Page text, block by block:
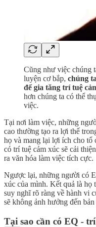
Cũng như việc chúng
luyện cơ bắp, chúng
để gia tăng trí tuệ
hơn chúng ta có thể
việc.
Tại nơi làm việc, những
cao thường tạo ra lợi thế
họ và mang lại lợi ích cho tổ
có trí tuệ cảm xúc sẽ cải
ra văn hóa làm việc tích cực.
Ngược lại, những người có
xúc của mình. Kết quả là họ
suy nghĩ rõ ràng về hành vi
sẽ không ảnh hưởng đến
Tại sao cần có EQ -